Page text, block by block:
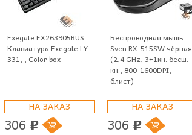
Exegate EX263905RUS
Клавиатура Exegate LY-
331, , Color box
НА ЗАКАЗ
306 p
Беспроводная мышь
Sven RX-515SW чёрная
(2,4 GHz, 3+1кн. бесш.
кн., 800-1600DPI,
блист)
НА ЗАКАЗ
306 p